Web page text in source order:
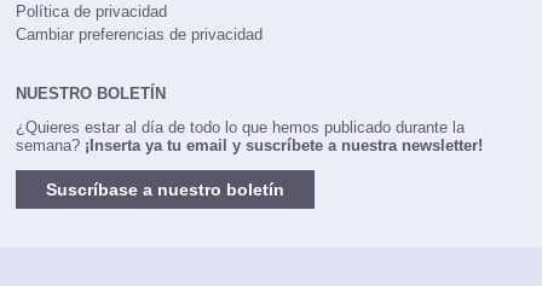
Política de privacidad
Cambiar preferencias de privacidad
NUESTRO BOLETÍN
¿Quieres estar al día de todo lo que hemos publicado durante la
semana? ¡Inserta ya tu email y suscríbete a nuestra newsletter!
Suscríbase a nuestro boletín